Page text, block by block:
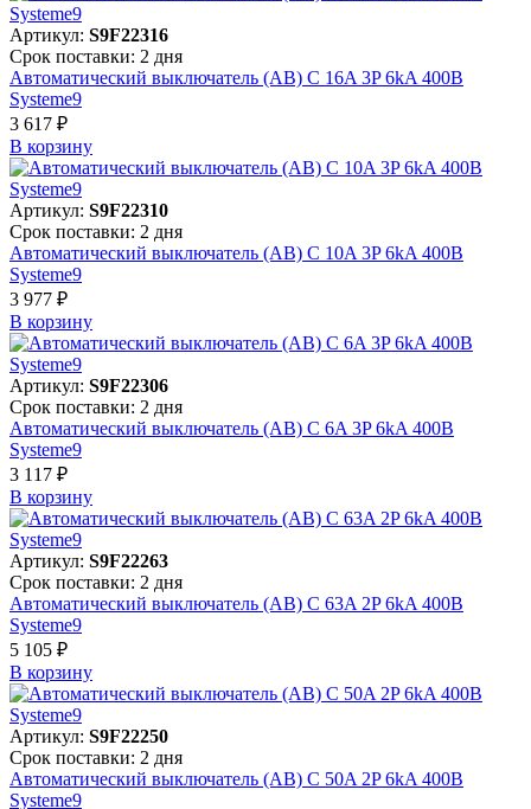
Артикул: S9F22316
Срок поставки: 2 дня
Автоматический выключатель (АВ) C 16A 3P 6kA 400В
Systeme9
3 617 ₽
В корзинy
Артикул: S9F22310
Срок поставки: 2 дня
Автоматический выключатель (АВ) C 10A 3P 6kA 400В
Systeme9
3 977 ₽
В корзинy
Артикул: S9F22306
Срок поставки: 2 дня
Автоматический выключатель (АВ) C 6A 3P 6kA 400В
Systeme9
3 117 ₽
В корзинy
Артикул: S9F22263
Срок поставки: 2 дня
Автоматический выключатель (АВ) C 63A 2P 6kA 400В
Systeme9
5 105 ₽
В корзинy
Артикул: S9F22250
Срок поставки: 2 дня
Автоматический выключатель (АВ) C 50A 2P 6kA 400В
Systeme9